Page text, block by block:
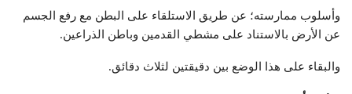
وأسلوب ممارسته؛ عن طريق الاستلقاء على البطن مع رفع الجسم
عن الأرض بالاستناد على مشطي القدمين وباطن الذراعين.
والبقاء على هذا الوضع بين دقيقتين لثلاث دقائق.